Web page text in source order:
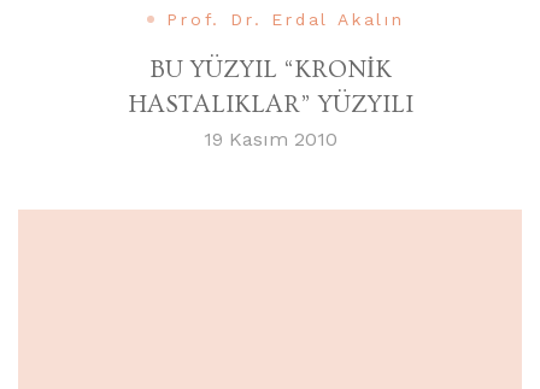
Prof. Dr. Erdal Akalın
BU YÜZYIL “KRONİK
HASTALIKLAR” YÜZYILI
19 Kasım 2010